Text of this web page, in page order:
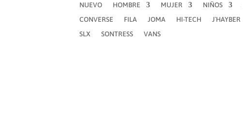
NUEVO HOMBRE MUJER NIÑOS
CONVERSE
FILA JOMA HI-TECH J´HAYBER
SLX
SONTRESS VANS